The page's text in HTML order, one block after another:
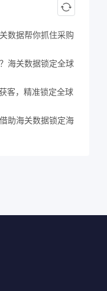
数据帮你抓住采购
海关数据锁定全球
客，精准锁定全球
助海关数据锁定海